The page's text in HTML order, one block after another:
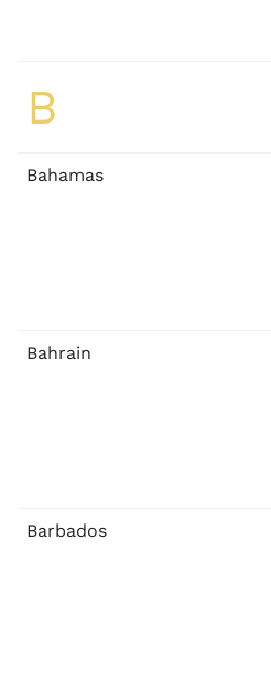
B
Bahamas
Bahrain
Barbados